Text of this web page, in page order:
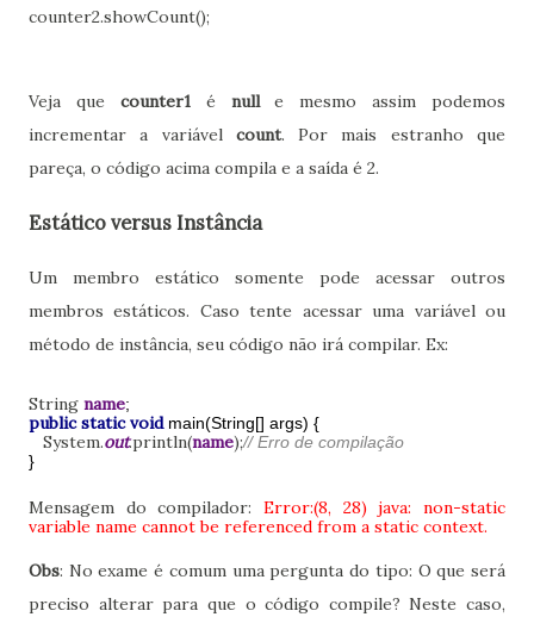
counter2.showCount();
Veja que counter1é nulle mesmo assim podemos
incrementar a variável count. Por mais estranho que
pareça, o código acima compila e a saída é 2.
Estático versus Instância
Um membro estático somente pode acessar outros
membros estáticos. Caso tente acessar uma variável ou
método de instância, seu código não irá compilar. Ex:
String name;
public static void main(String[] args) {
System.out.println(name);// Erro de compilação
}
Mensagem do compilador: Error:(8, 28) java: non-static
variable name cannot be referenced from a static context.
Obs: No exame é comum uma pergunta do tipo: O que será
preciso alterar para que o código compile? Neste caso,